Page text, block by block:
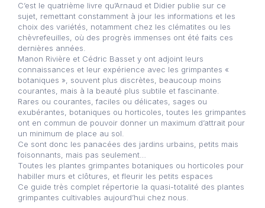
C’est le quatrième livre qu’Arnaud et Didier publie sur ce
sujet, remettant constamment à jour les informations et les
choix des variétés, notamment chez les clématites ou les
chèvrefeuilles, où des progrès immenses ont été faits ces
dernières années.
Manon Rivière et Cédric Basset y ont adjoint leurs
connaissances et leur expérience avec les grimpantes «
botaniques », souvent plus discrètes, beaucoup moins
courantes, mais à la beauté plus subtile et fascinante.
Rares ou courantes, faciles ou délicates, sages ou
exubérantes, botaniques ou horticoles, toutes les grimpantes
ont en commun de pouvoir donner un maximum d’attrait pour
un minimum de place au sol.
Ce sont donc les panacées des jardins urbains, petits mais
foisonnants, mais pas seulement…
Toutes les plantes grimpantes botaniques ou horticoles pour
habiller murs et clôtures, et fleurir les petits espaces
Ce guide très complet répertorie la quasi-totalité des plantes
grimpantes cultivables aujourd’hui chez nous.